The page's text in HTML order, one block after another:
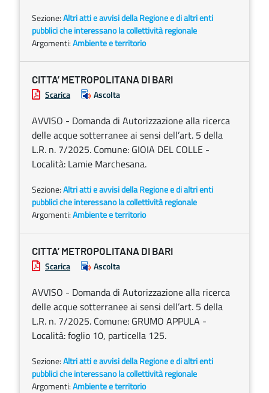
Sezione:Altri atti e avvisi della Regione e di altri enti
pubblici che interessano la collettività regionale
Argomenti:Ambiente e territorio
CITTA’ METROPOLITANA DI BARI
Scarica Ascolta
AVVISO - Domanda di Autorizzazione alla ricerca
delle acque sotterranee ai sensi dell’art. 5 della
L.R. n. 7/2025. Comune: GIOIA DEL COLLE -
Località: Lamie Marchesana.
Sezione:Altri atti e avvisi della Regione e di altri enti
pubblici che interessano la collettività regionale
Argomenti:Ambiente e territorio
CITTA’ METROPOLITANA DI BARI
Scarica Ascolta
AVVISO - Domanda di Autorizzazione alla ricerca
delle acque sotterranee ai sensi dell’art. 5 della
L.R. n. 7/2025. Comune: GRUMO APPULA -
Località: foglio 10, particella 125.
Sezione:Altri atti e avvisi della Regione e di altri enti
pubblici che interessano la collettività regionale
Argomenti:Ambiente e territorio